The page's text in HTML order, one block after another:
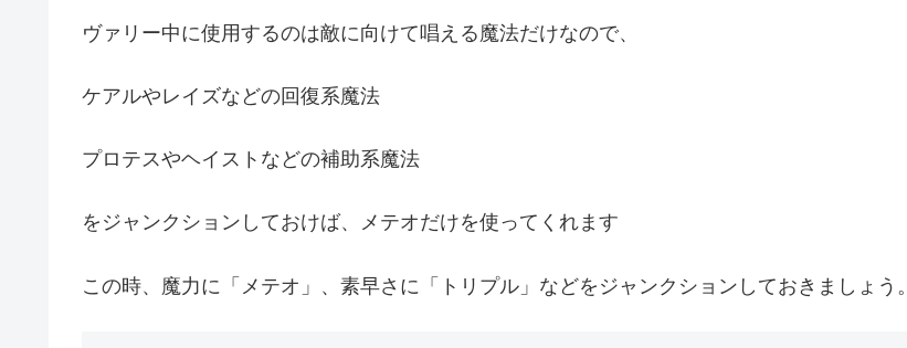
ヴァリー中に使用するのは敵に向けて唱える魔法だけなので、
ケアルやレイズなどの回復系魔法
プロテスやヘイストなどの補助系魔法
をジャンクションしておけば、メテオだけを使ってくれます
この時、魔力に「メテオ」、素早さに「トリプル」などをジャンクションしておきましょう。